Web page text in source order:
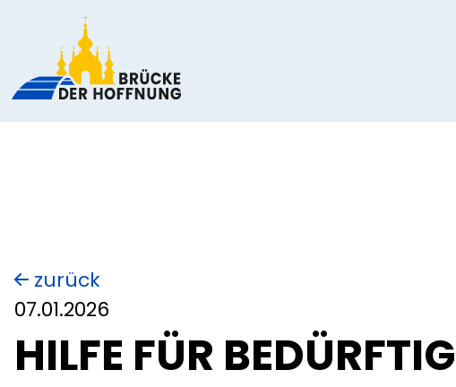
zurück
07.01.2026
HILFE FÜR